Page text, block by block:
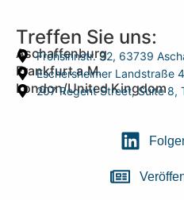
Treffen Sie uns:
Aschaffenburg
Frohsinnstr. 32, 63739
Frankfurt a.M.
Eschersheimer Landstraße
London/United Kingdom
207 Regent Street, Suite 8,